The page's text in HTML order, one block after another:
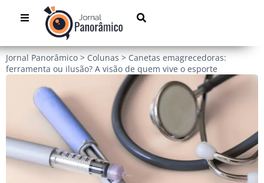
Jornal Panorâmico > Colunas > Canetas emagrecedoras:
ferramenta ou ilusão? A visão de quem vive o esporte